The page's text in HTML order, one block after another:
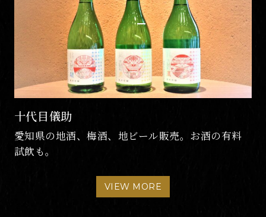
山本屋総本家 金シャチ横丁店
大正14年創業。伝統の味を守り続ける味噌煮込う
どん。
VIEW MORE